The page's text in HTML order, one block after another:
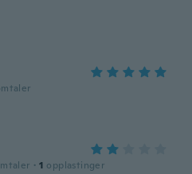
· 1 opplastinger